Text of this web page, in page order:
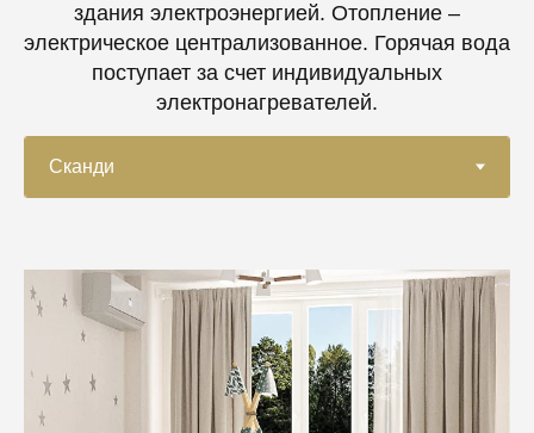
здания электроэнергией. Отопление –
электрическое централизованное. Горячая вода
поступает за счет индивидуальных
электронагревателей.